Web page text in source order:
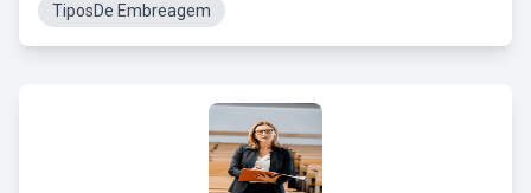
TiposDe Embreagem